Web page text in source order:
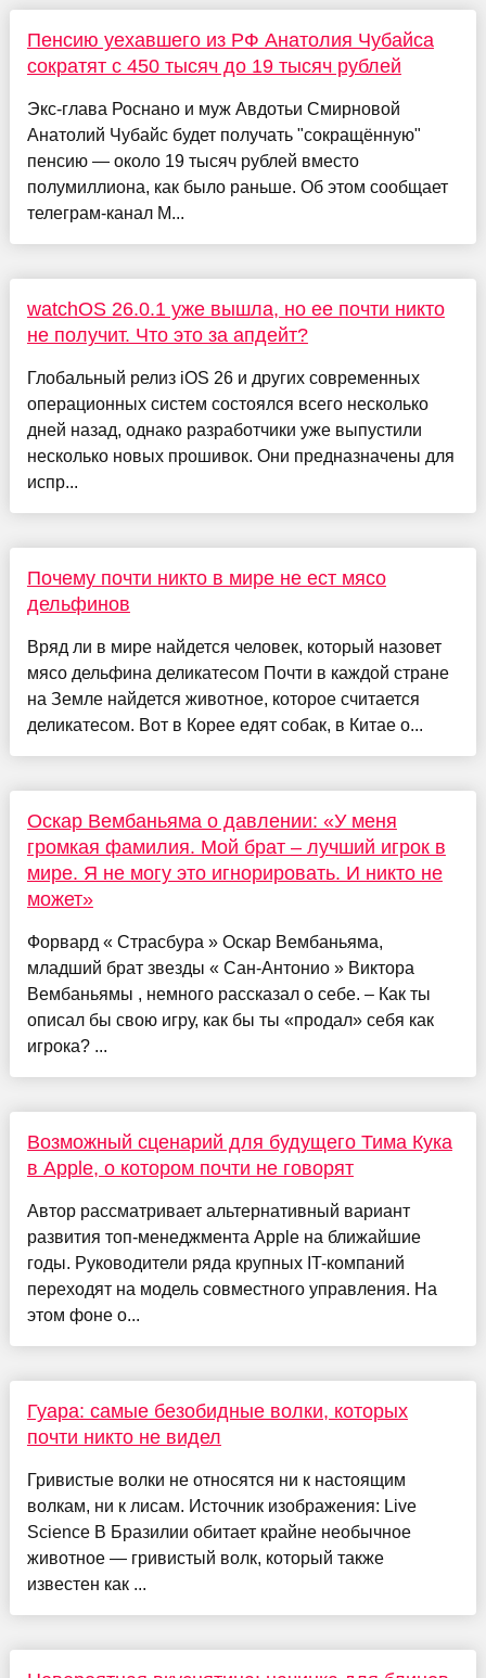
Пенсию уехавшего из РФ Анатолия Чубайса
сократят с 450 тысяч до 19 тысяч рублей
Экс-глава Роснано и муж Авдотьи Смирновой
Анатолий Чубайс будет получать "сокращённую"
пенсию — около 19 тысяч рублей вместо
полумиллиона, как было раньше. Об этом сообщает
телеграм-канал M...
watchOS 26.0.1 уже вышла, но ее почти никто
не получит. Что это за апдейт?
Глобальный релиз iOS 26 и других современных
операционных систем состоялся всего несколько
дней назад, однако разработчики уже выпустили
несколько новых прошивок. Они предназначены для
испр...
Почему почти никто в мире не ест мясо
дельфинов
Вряд ли в мире найдется человек, который назовет
мясо дельфина деликатесом Почти в каждой стране
на Земле найдется животное, которое считается
деликатесом. Вот в Корее едят собак, в Китае о...
Оскар Вембаньяма о давлении: «У меня
громкая фамилия. Мой брат – лучший игрок в
мире. Я не могу это игнорировать. И никто не
может»
Форвард « Страсбура » Оскар Вембаньяма,
младший брат звезды « Сан-Антонио » Виктора
Вембаньямы , немного рассказал о себе. – Как ты
описал бы свою игру, как бы ты «продал» себя как
игрока? ...
Возможный сценарий для будущего Тима Кука
в Apple, о котором почти не говорят
Автор рассматривает альтернативный вариант
развития топ-менеджмента Apple на ближайшие
годы. Руководители ряда крупных IT-компаний
переходят на модель совместного управления. На
этом фоне о...
Гуара: самые безобидные волки, которых
почти никто не видел
Гривистые волки не относятся ни к настоящим
волкам, ни к лисам. Источник изображения: Live
Science В Бразилии обитает крайне необычное
животное — гривистый волк, который также
известен как ...